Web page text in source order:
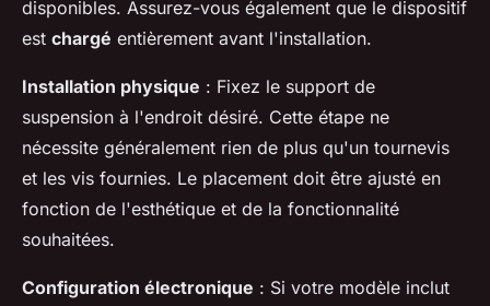
disponibles. Assurez-vous également que le dispositif
est chargé entièrement avant l'installation.
Installation physique : Fixez le support de
suspension à l'endroit désiré. Cette étape ne
nécessite généralement rien de plus qu'un tournevis
et les vis fournies. Le placement doit être ajusté en
fonction de l'esthétique et de la fonctionnalité
souhaitées.
Configuration électronique : Si votre modèle inclut